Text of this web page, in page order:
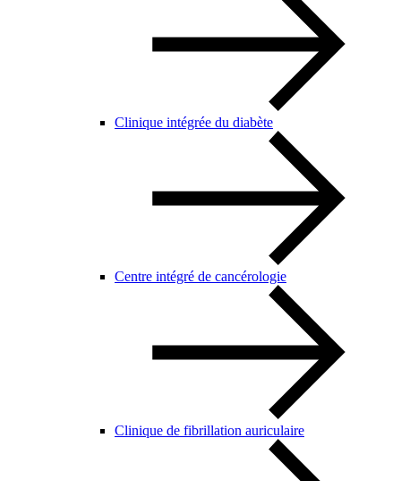
Clinique intégrée du diabète
Centre intégré de cancérologie
Clinique de fibrillation auriculaire